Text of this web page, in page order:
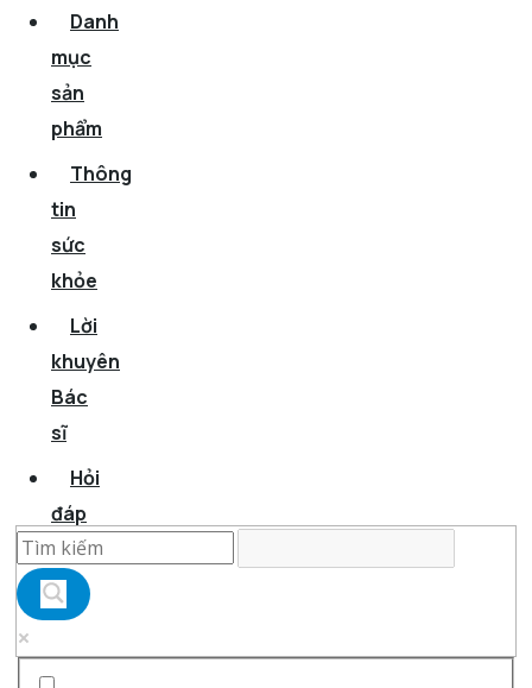
Danh
mục
sản
phẩm
Thông
tin
sức
khỏe
Lời
khuyên
Bác
sĩ
Hỏi
đáp